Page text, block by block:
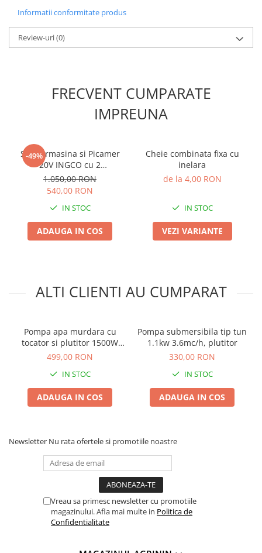
Plantator
Plasa de umbrire
Plase plante
Vinificatie
Lichidare STOC
Produse Bricolaj
Baros / Ciocan / Topor
Burghie
Chei fixe
Colier / Faseta
Consumabile motofierastrau
Demarouri drujba
Discuri debitare
Fierastraie manuale
Flexuri si Polizoare
Gresor / Decalimetru
Informatii conformitate produs
Review-uri(0)
FRECVENT CUMPARATE
IMPREUNA
-49%
Set Bormasina si Picamer
20V INGCO cu 2
acumulatori si geanta
1.050,00 RON
540,00 RON
IN STOC
ADAUGA IN COS
Cheie combinata fixa cu
inelara
de la 4,00 RON
IN STOC
VEZI VARIANTE
ALTI CLIENTI AU CUMPARAT
Pompa apa murdara cu
tocator si plutitor 1500W
12000l/h 9m
499,00 RON
IN STOC
ADAUGA IN COS
Pompa submersibila tip tun
1.1kw 3.6mc/h, plutitor
330,00 RON
IN STOC
ADAUGA IN COS
Newsletter Nu rata ofertele si promotiile noastre
Vreau sa primesc newsletter cu promotiile
magazinului. Afla mai multe in Politica de
Confidentialitate